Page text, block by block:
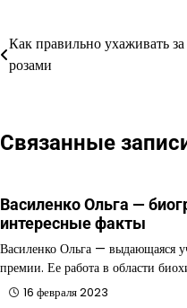
по
записям
Как правильно ухаживать за
розами
Связанные
Василенко Ольга —
интересные факты
Василенко Ольга — выдающаяся
премии. Ее работа в области
16 февраля 2023